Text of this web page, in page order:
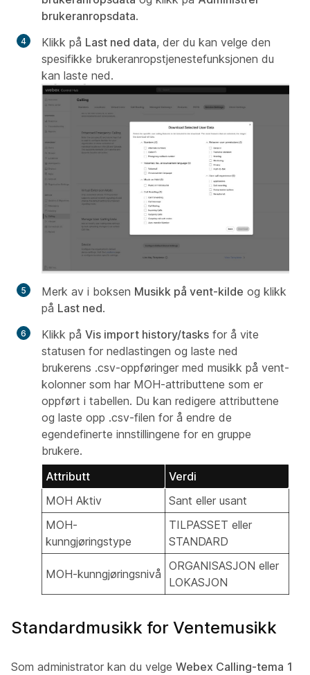
brukeranropsdata.
Klikk på Last ned data, der du kan velge den
spesifikke brukeranropstjenestefunksjonen du
kan laste ned.
Merk av i boksen Musikk på vent-kilde og klikk
på Last ned.
Klikk på Vis import history/tasks for å vite
statusen for nedlastingen og laste ned
brukerens .csv-oppføringer med musikk på vent-
kolonner som har MOH-attributtene som er
oppført i tabellen. Du kan redigere attributtene
og laste opp .csv-filen for å endre de
egendefinerte innstillingene for en gruppe
brukere.
Attributt
Verdi
MOH Aktiv
Sant eller usant
MOH-
kunngjøringstype
TILPASSET eller
STANDARD
MOH-kunngjøringsnivå
ORGANISASJON eller
LOKASJON
Standardmusikk for Ventemusikk
Som administrator kan du velge Webex Calling-tema 1